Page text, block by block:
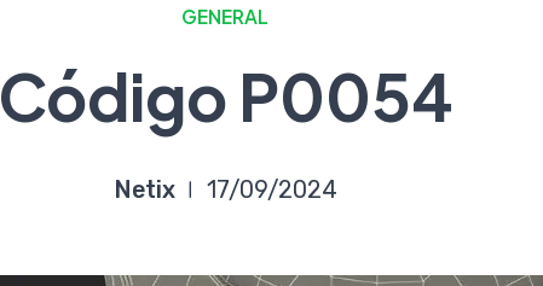
GENERAL
Código P0054
Netix 17/09/2024